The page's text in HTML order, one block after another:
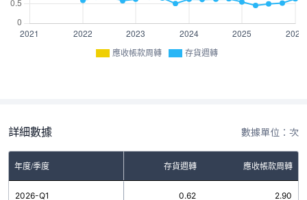
應收帳款周轉 存貨週轉
詳細數據 數據單位：次
年度/季度 存貨週轉 應收帳款周轉
2026-Q1 0.62 2.90